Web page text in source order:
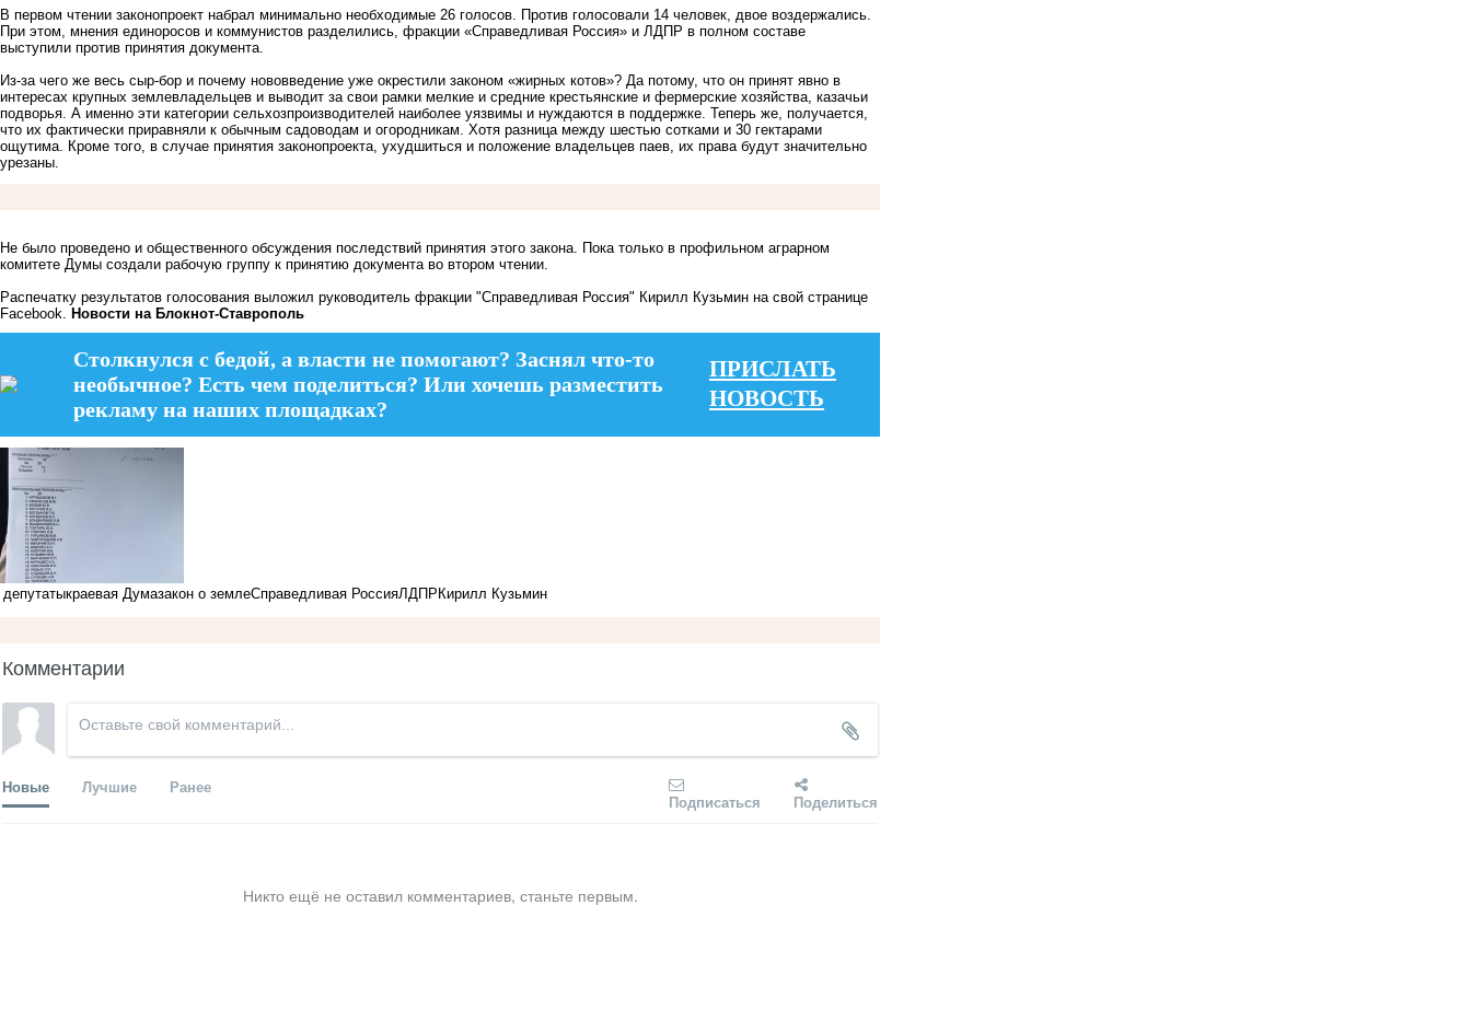
В первом чтении законопроект набрал минимально необходимые 26 голосов. Против голосовали 14 человек, двое воздержались.
При этом, мнения единоросов и коммунистов разделились, фракции «Справедливая Россия» и ЛДПР в полном составе
выступили против принятия документа.
Из-за чего же весь сыр-бор и почему нововведение уже окрестили законом «жирных котов»? Да потому, что он принят явно в
интересах крупных землевладельцев и выводит за свои рамки мелкие и средние крестьянские и фермерские хозяйства, казачьи
подворья. А именно эти категории сельхозпроизводителей наиболее уязвимы и нуждаются в поддержке. Теперь же, получается,
что их фактически приравняли к обычным садоводам и огородникам. Хотя разница между шестью сотками и 30 гектарами
ощутима. Кроме того, в случае принятия законопроекта, ухудшиться и положение владельцев паев, их права будут значительно
урезаны.
Не было проведено и общественного обсуждения последствий принятия этого закона. Пока только в профильном аграрном
комитете Думы создали рабочую группу к принятию документа во втором чтении.
Распечатку результатов голосования выложил руководитель фракции "Справедливая Россия" Кирилл Кузьмин на свой странице
Facebook. Новости на Блoкнoт-Ставрополь
Столкнулся с бедой, а власти не помогают? Заснял что-то
необычное? Есть чем поделиться? Или хочешь разместить
рекламу на наших площадках?
ПРИСЛАТЬ
НОВОСТЬ
депутатыкраевая Думазакон о землеСправедливая РоссияЛДПРКирилл Кузьмин
Комментарии
Новые Лучшие Ранее
Подписаться Поделиться
Никто ещё не оставил комментариев, станьте первым.